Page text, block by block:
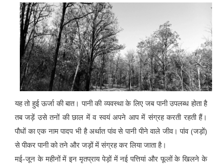
यह तो हुई ऊर्जा की बात। पानी की व्यवस्था के लिए जब पानी उपलब्ध होता है
तब जड़ें उसे तनों की छाल में व स्वयं अपने आप में संग्रह करती रहती हैं।
पौधों का एक नाम पादप भी है अर्थात पांव से पानी पीने वाले जीव। पांव (जड़ों)
से पीकर पानी को तने और जड़ों में संग्रह कर लिया जाता है।
मई-जून के महीनों में इन मृतप्राय पेड़ों में नई पत्तियां और फूलों के खिलने के